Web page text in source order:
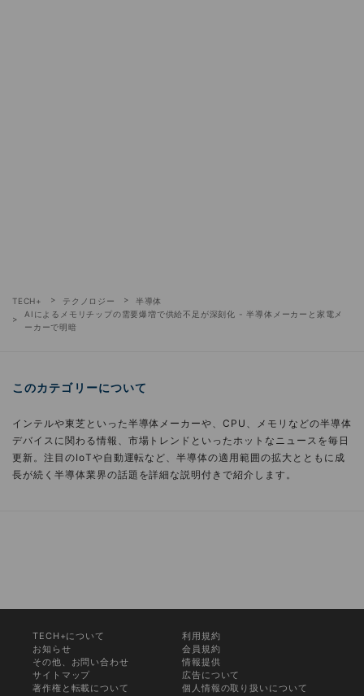
TECH+ テクノロジー
半導体
AIによるメモリチップの需要爆増で供給不足が深刻化 - 半導体メーカーと家電メ
ーカーで明暗
このカテゴリーについて
インテルや東芝といった半導体メーカーや、CPU、メモリなどの半導体
デバイスに関わる情報、市場トレンドといったホットなニュースを毎日
更新。注目のIoTや自動運転など、半導体の適用範囲の拡大とともに成
長が続く半導体業界の話題を詳細な説明付きで紹介します。
TECH+について
利用規約
お知らせ
会員規約
その他、お問い合わせ
情報提供
サイトマップ
広告について
著作権と転載について
個人情報の取り扱いについて